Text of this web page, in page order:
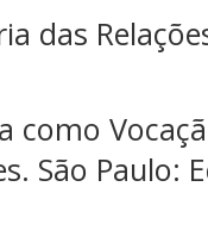
das
como
São Paulo: